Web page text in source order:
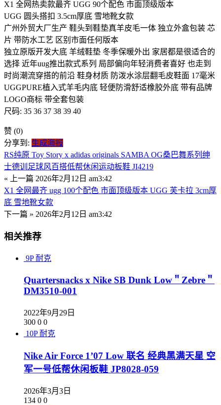
X1 全网热卖款最齐 UGG 90个配色 市面顶级版本
UGG 圆头搭扣 3.5cm厚底 雪地靴女款
广州外贸大厂生产 鞋头到鞋垫真羊皮毛一体 独立外盒包装 芯
片 带防水工艺 区别市面任何版本
独立原版开发大底 羊绒鞋垫 冬季保暖外出 家居都是很适合的
选择 近年uug推出款式系列 局部偏向年轻消费者喜好 也走到
时尚潮流穿搭的前沿 鞋身材质 防泼水涂层翻毛皮鞋面 17毫米
UGGPURE植入式羊毛内底 轻便防滑舒适橡胶外底 带有品牌
LOGO商标 带全套包装
尺码: 35 36 37 38 39 40
赞 (0)
分享到: 生成海报
RS纯原 Toy Story x adidas originals SAMBA OG桑巴舞系列绅
士德训足球风百搭低帮休闲运动板鞋 JI4219
« 上一篇 2026年2月12日 am3:42
X1 全网最齐 ugg 100个配色 市面顶级版本 UGG 芙卡拉 3cm厚
底 雪地靴女款
下一篇 » 2026年2月12日 am3:42
相关推荐
9P 耐克
Quartersnacks x Nike SB Dunk Low＂Zebre＂
DM3510-001
2022年9月29日
300 0 0
10P 耐克
Nike Air Force 1’07 Low 联名 经典黑满天星 空
军一号低帮休闲板鞋 JP8028-059
2026年3月3日
134 0 0